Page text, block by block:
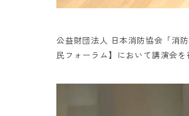
公益財団法人 日本消防協会「消
民フォーラム】において講演会を